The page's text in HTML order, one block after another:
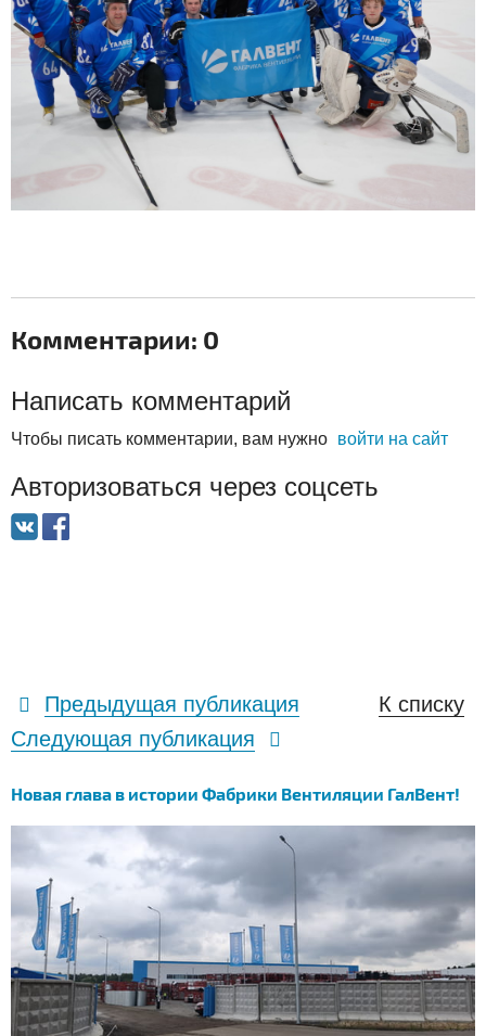
Комментарии: 0
Написать комментарий
Чтобы писать комментарии, вам нужно войти на сайт
Авторизоваться через соцсеть
Предыдущая публикация
К списку
Следующая публикация
Новая глава в истории Фабрики Вентиляции ГалВент!